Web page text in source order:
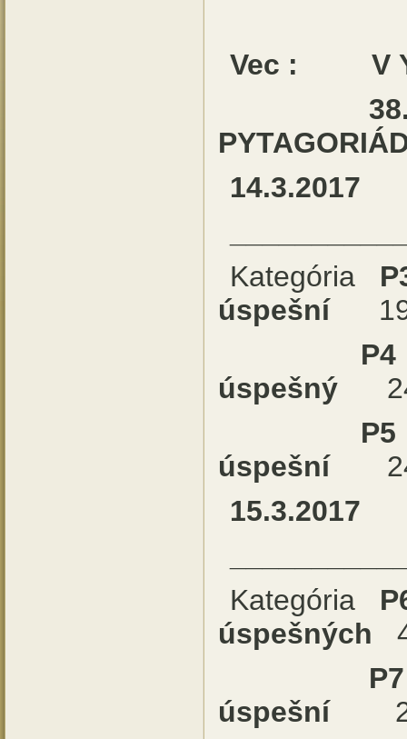
Vec : V Y
38.
14.3.2017
Kategória
úspešní19
P4
úspešný
P5
úspešní
15.3.2017
Kategória
úspešných
úspešní